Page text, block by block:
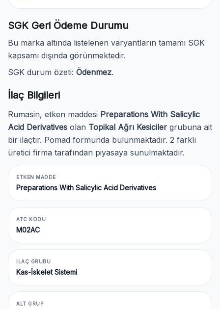
SGK Geri Ödeme Durumu
Bu marka altında listelenen varyantların tamamı SGK
kapsamı dışında görünmektedir.
SGK durum özeti: Ödenmez.
İlaç Bilgileri
Rumasin, etken maddesi Preparations With Salicylic
Acid Derivatives olan Topikal Ağrı Kesiciler grubuna ait
bir ilaçtır. Pomad formunda bulunmaktadır. 2 farklı
üretici firma tarafından piyasaya sunulmaktadır.
ETKEN MADDE
Preparations With Salicylic Acid Derivatives
ATC KODU
M02AC
İLAÇ GRUBU
Kas-İskelet Sistemi
ALT GRUP